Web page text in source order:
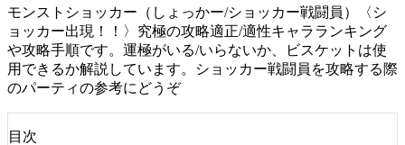
モンストショッカー（しょっかー/ショッカー戦闘員）〈シ
ョッカー出現！！〉究極の攻略適正/適性キャラランキング
や攻略手順です。運極がいる/いらないか、ビスケットは使
用できるか解説しています。ショッカー戦闘員を攻略する際
のパーティの参考にどうぞ
目次